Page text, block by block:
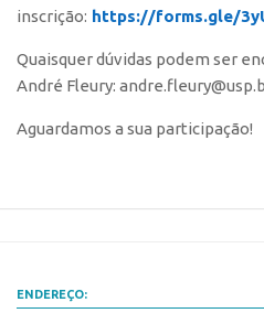
Agenda AUSPIN
Premiações
Edição 2025
Propriedade Intelectual
inscrição: https://forms.gle/
Quaisquer dúvidas podem ser
André Fleury:
Aguardamos a sua participação!
ENDEREÇO: